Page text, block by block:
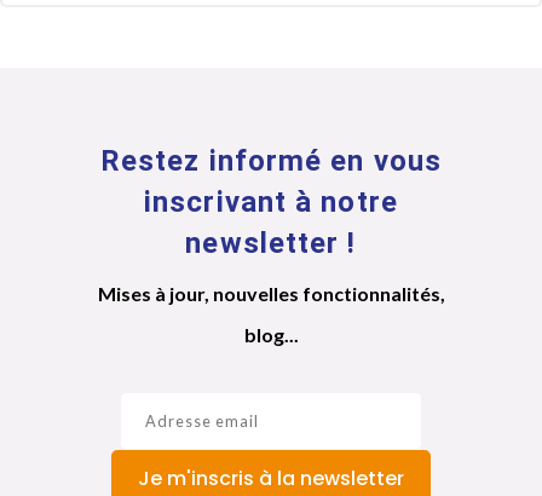
Restez informé en vous
inscrivant à notre
newsletter !
Mises à jour, nouvelles fonctionnalités,
blog...
Je m'inscris à la newsletter